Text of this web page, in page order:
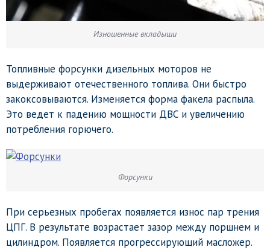
Изношенные вкладыши
Топливные форсунки дизельных моторов не
выдерживают отечественного топлива. Они быстро
закоксовываются. Изменяется форма факела распыла.
Это ведет к падению мощности ДВС и увеличению
потребления горючего.
Форсунки
При серьезных пробегах появляется износ пар трения
ЦПГ. В результате возрастает зазор между поршнем и
цилиндром. Появляется прогрессирующий масложер.